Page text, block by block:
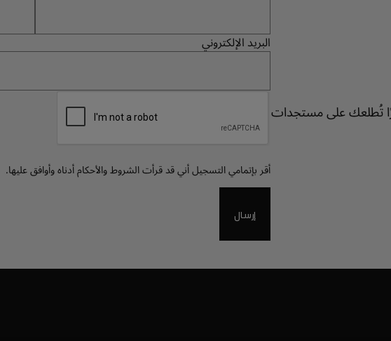
تُطلعك على مستجدات
البريد الإلكتروني
أقر بإتمامي التسجيل أني قد قرأت الشروط والأحكام أدناه وأوافق عليها.
إرسال